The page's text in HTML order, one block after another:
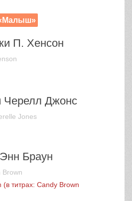
П. Хенсон
Черелл Джонс
Jones
Браун
Brown
(в титрах: Candy Brown